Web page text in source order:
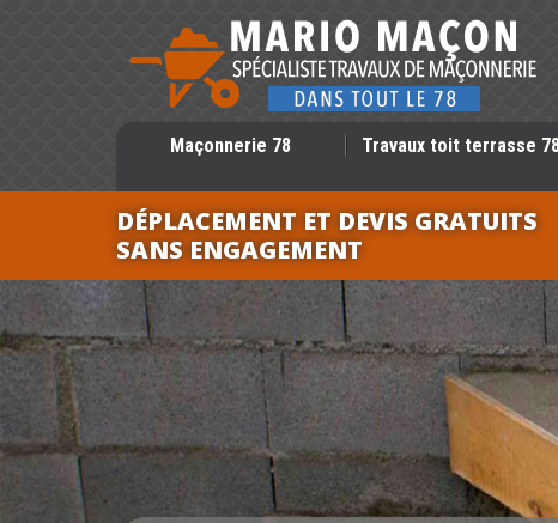
Maçonnerie 78 Travaux toit terrasse
DÉPLACEMENT ET DEVIS GRATUITS
SANS ENGAGEMENT